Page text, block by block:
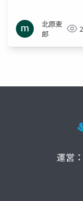
北原麦
郎
運営